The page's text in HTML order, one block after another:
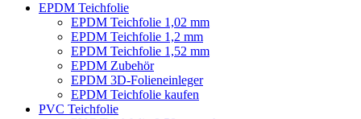
EPDM Teichfolie
EPDM Teichfolie 1,02 mm
EPDM Teichfolie 1,2 mm
EPDM Teichfolie 1,52 mm
EPDM Zubehör
EPDM 3D-Folieneinleger
EPDM Teichfolie kaufen
PVC Teichfolie